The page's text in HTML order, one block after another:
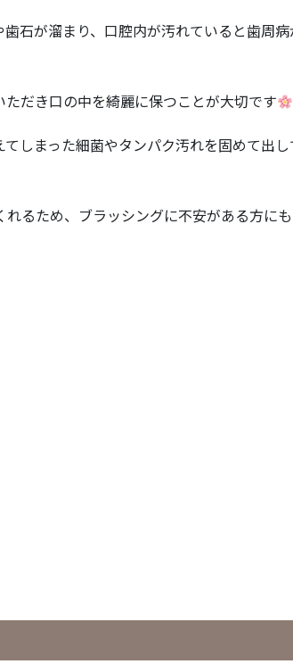
石が溜まり、口腔内が汚れていると歯周
だき口の中を綺麗に保つことが大切です
しまった細菌やタンパク汚れを固めて出
るため、ブラッシングに不安がある方に